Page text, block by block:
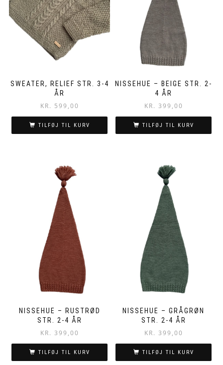
SWEATER, RELIEF STR. 3-4
ÅR
KR. 599,00
TILFØJ TIL KURV
NISSEHUE – BEIGE STR. 2-
4 ÅR
KR. 399,00
TILFØJ TIL KURV
NISSEHUE – RUSTRØD
STR. 2-4 ÅR
KR. 399,00
TILFØJ TIL KURV
NISSEHUE – GRÅGRØN
STR. 2-4 ÅR
KR. 399,00
TILFØJ TIL KURV